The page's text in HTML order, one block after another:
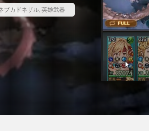
ブカドネザル, 英雄武器